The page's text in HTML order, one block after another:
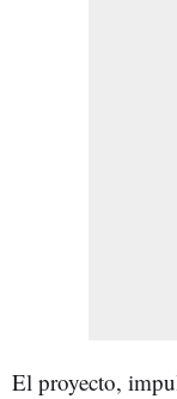
El proyecto,